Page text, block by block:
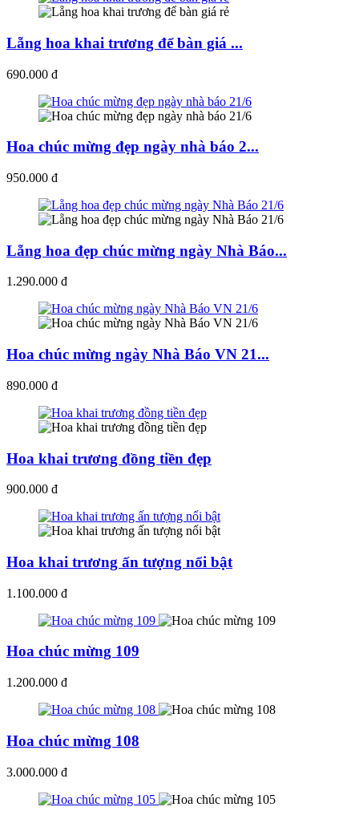
Lẵng hoa khai trương để bàn giá ...
690.000 đ
Hoa chúc mừng đẹp ngày nhà báo 2...
950.000 đ
Lẵng hoa đẹp chúc mừng ngày Nhà Báo...
1.290.000 đ
Hoa chúc mừng ngày Nhà Báo VN 21...
890.000 đ
Hoa khai trương đồng tiền đẹp
900.000 đ
Hoa khai trương ấn tượng nổi bật
1.100.000 đ
Hoa chúc mừng 109
1.200.000 đ
Hoa chúc mừng 108
3.000.000 đ